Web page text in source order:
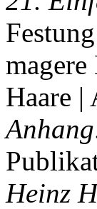
Haare |
Heinz